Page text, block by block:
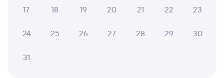
все объяснил, все принес. Проблем не было. Чисто,
хорошо
6
17 18 19 20 21 22 23
24 25 26 27 28 29 30
31